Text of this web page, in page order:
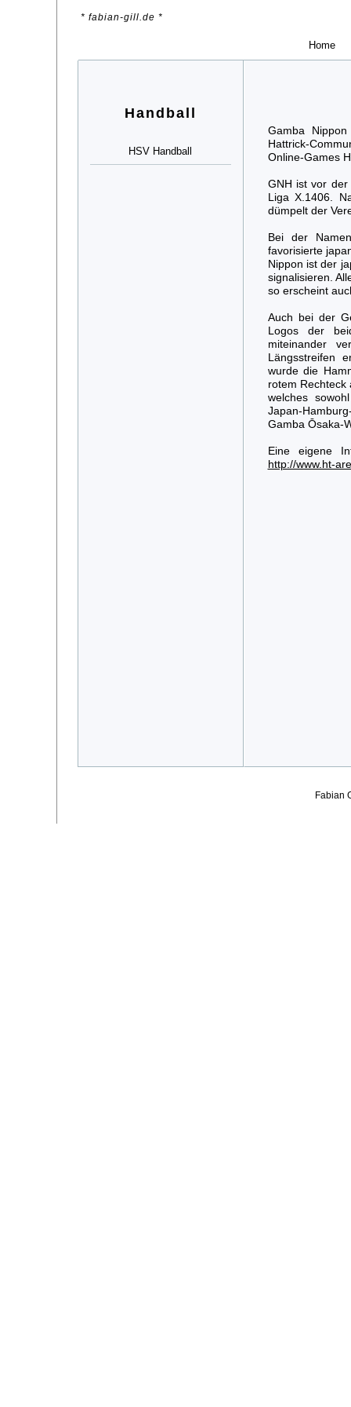
* fabian-gill.de *
Home
Handball
HSV Handball
Gamba
Hattrick-
Online-Games
GNH ist vor
Liga X.1406.
dümpelt der
Bei der
favorisierte
Nippon ist der
signalisieren.
so erscheint
Auch bei der
Logos der
miteinander
Längsstreifen
wurde die
rotem Rechteck
welches
Japan-
Gamba Ōsaka-
Eine eigene
http://www.ht-
Fabian